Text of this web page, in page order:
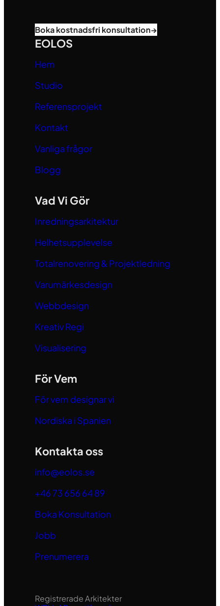
Boka kostnadsfri konsultation→
EOLOS
Hem
Studio
Referensprojekt
Kontakt
Vanliga frågor
Blogg
Vad Vi Gör
Inredningsarkitektur
Helhetsupplevelse
Totalrenovering & Projektledning
Varumärkesdesign
Webbdesign
Kreativ Regi
Visualisering
För Vem
För vem designar vi
Nordiska i Spanien
Kontakta oss
info@eolos.se
+46 73 656 64 89
Boka Konsultation
Jobb
Prenumerera
Registrerade Arkitekter